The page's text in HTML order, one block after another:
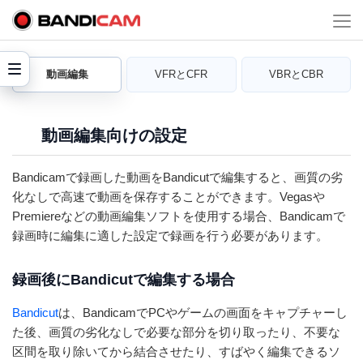
動画編集 VFRとCFR VBRとCBR
動画編集向けの設定
Bandicamで録画した動画をBandicutで編集すると、画質の劣
化なしで高速で動画を保存することができます。Vegasや
Premiereなどの動画編集ソフトを使用する場合、Bandicamで
録画時に編集に適した設定で録画を行う必要があります。
録画後にBandicutで編集する場合
Bandicutは、BandicamでPCやゲームの画面をキャプチャーし
た後、画質の劣化なしで必要な部分を切り取ったり、不要な
区間を取り除いてから結合させたり、すばやく編集できるソ